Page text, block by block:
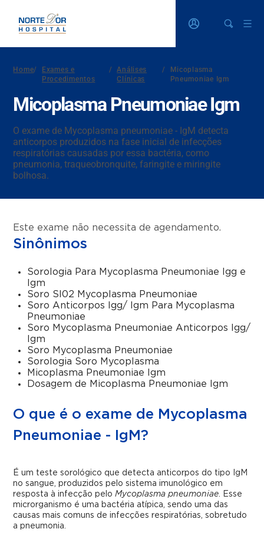
Home/
Exames e
Procedimentos
/
Análises
Clínicas
/
Micoplasma
Pneumoniae Igm
Micoplasma Pneumoniae Igm
O exame de Mycoplasma pneumoniae - IgM detecta
anticorpos produzidos na fase inicial de infecções
respiratórias causadas por essa bactéria, como
pneumonia, traqueobronquite, faringite e miringite
bolhosa.
Este exame não necessita de agendamento.
Sinônimos
Sorologia Para Mycoplasma Pneumoniae Igg e
Igm
Soro Sl02 Mycoplasma Pneumoniae
Soro Anticorpos Igg/ Igm Para Mycoplasma
Pneumoniae
Soro Mycoplasma Pneumoniae Anticorpos Igg/
Igm
Soro Mycoplasma Pneumoniae
Sorologia Soro Mycoplasma
Micoplasma Pneumoniae Igm
Dosagem de Micoplasma Pneumoniae Igm
O que é o exame de Mycoplasma
Pneumoniae - IgM?
É um teste sorológico que detecta anticorpos do tipo IgM
no sangue, produzidos pelo sistema imunológico em
resposta à infecção peloMycoplasma pneumoniae. Esse
microrganismo é uma bactéria atípica, sendo uma das
causas mais comuns de infecções respiratórias, sobretudo
a pneumonia.